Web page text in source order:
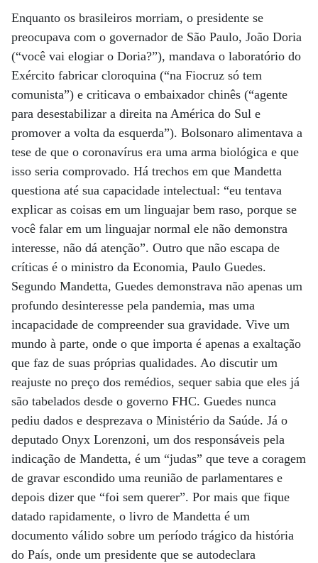
Enquanto os brasileiros morriam, o presidente se
preocupava com o governador de São Paulo, João Doria
(“você vai elogiar o Doria?”), mandava o laboratório do
Exército fabricar cloroquina (“na Fiocruz só tem
comunista”) e criticava o embaixador chinês (“agente
para desestabilizar a direita na América do Sul e
promover a volta da esquerda”). Bolsonaro alimentava a
tese de que o coronavírus era uma arma biológica e que
isso seria comprovado. Há trechos em que Mandetta
questiona até sua capacidade intelectual: “eu tentava
explicar as coisas em um linguajar bem raso, porque se
você falar em um linguajar normal ele não demonstra
interesse, não dá atenção”. Outro que não escapa de
críticas é o ministro da Economia, Paulo Guedes.
Segundo Mandetta, Guedes demonstrava não apenas um
profundo desinteresse pela pandemia, mas uma
incapacidade de compreender sua gravidade. Vive um
mundo à parte, onde o que importa é apenas a exaltação
que faz de suas próprias qualidades. Ao discutir um
reajuste no preço dos remédios, sequer sabia que eles já
são tabelados desde o governo FHC. Guedes nunca
pediu dados e desprezava o Ministério da Saúde. Já o
deputado Onyx Lorenzoni, um dos responsáveis pela
indicação de Mandetta, é um “judas” que teve a coragem
de gravar escondido uma reunião de parlamentares e
depois dizer que “foi sem querer”. Por mais que fique
datado rapidamente, o livro de Mandetta é um
documento válido sobre um período trágico da história
do País, onde um presidente que se autodeclara